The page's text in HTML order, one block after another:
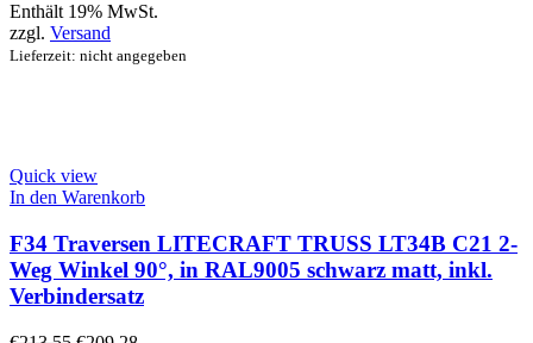
Enthält 19% MwSt.
zzgl. Versand
Lieferzeit: nicht angegeben
Quick view
In den Warenkorb
F34 Traversen LITECRAFT TRUSS LT34B C21 2-
Weg Winkel 90°, in RAL9005 schwarz matt, inkl.
Verbindersatz